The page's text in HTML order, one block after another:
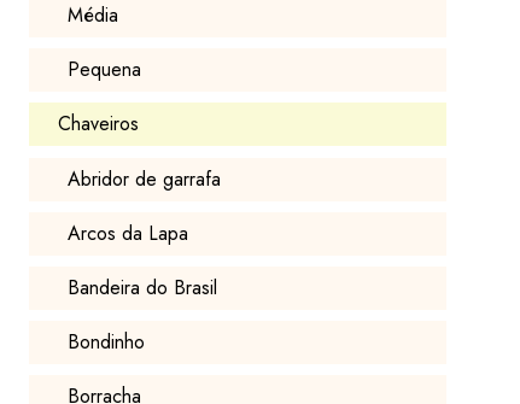
Média
Pequena
Chaveiros
Abridor de garrafa
Arcos da Lapa
Bandeira do Brasil
Bondinho
Borracha